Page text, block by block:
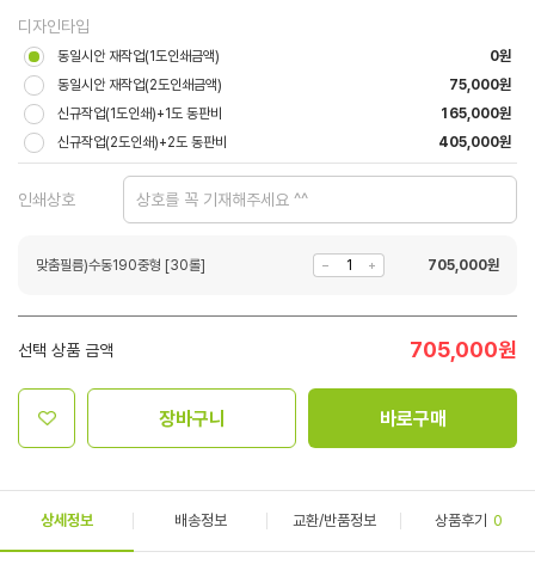
디자인타입
동일시안 재작업(1도인쇄금액)
0원
동일시안 재작업(2도인쇄금액)
75,000원
신규작업(1도인쇄)+1도 동판비
165,000원
신규작업(2도인쇄)+2도 동판비
405,000원
인쇄상호
맞춤필름)수동190중형 [30롤] 705,000원
선택 상품 금액 705,000원
장바구니 바로구매
상세정보 배송정보 교환/반품정보 상품후기 0